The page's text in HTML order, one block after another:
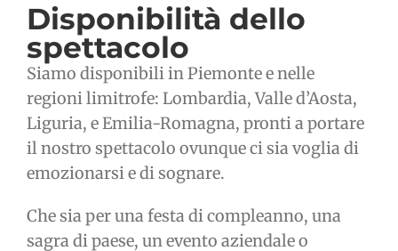
Disponibilità dello
spettacolo
Siamo disponibili in Piemonte e nelle
regioni limitrofe: Lombardia, Valle d’Aosta,
Liguria, e Emilia-Romagna, pronti a portare
il nostro spettacolo ovunque ci sia voglia di
emozionarsi e di sognare.
Che sia per una festa di compleanno, una
sagra di paese, un evento aziendale o